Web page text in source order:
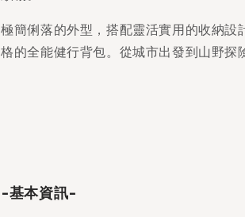
極簡俐落的外型，搭配靈活實用的收納設
格的全能健行背包。從城市出發到山野探
-基本資訊-